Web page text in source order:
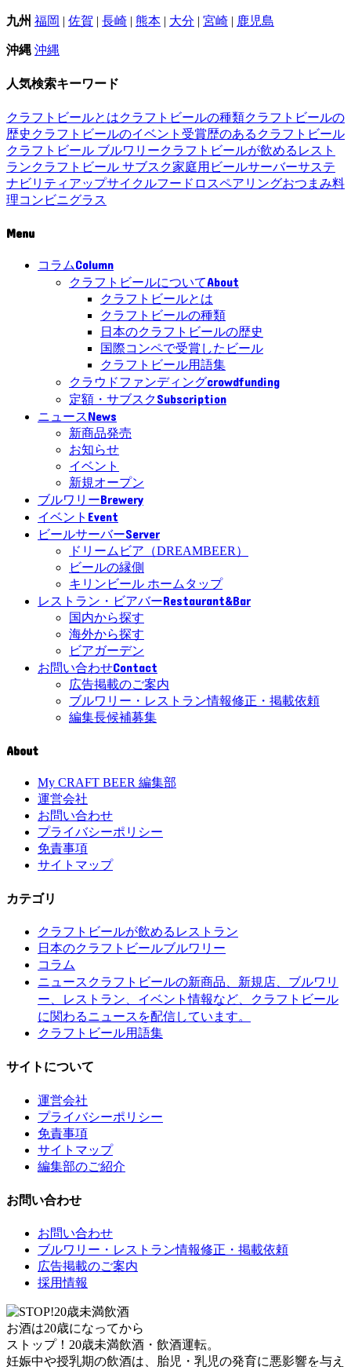
九州 福岡 | 佐賀 | 長崎 | 熊本 | 大分 | 宮崎 | 鹿児島
沖縄 沖縄
人気検索キーワード
クラフトビールとはクラフトビールの種類クラフトビールの
歴史 クラフトビールのイベント 受賞歴のあるクラフトビール
クラフトビール ブルワリークラフトビールが飲めるレスト
ランクラフトビール サブスク家庭用ビールサーバーサステ
ナビリティ アップサイクルフードロスペアリングおつまみ料
理コンビニグラス
Menu
コラムColumn
クラフトビールについてAbout
クラフトビールとは
クラフトビールの種類
日本のクラフトビールの歴史
国際コンペで受賞したビール
クラフトビール用語集
クラウドファンディングcrowdfunding
定額・サブスクSubscription
ニュースNews
新商品発売
お知らせ
イベント
新規オープン
ブルワリーBrewery
イベント Event
ビールサーバーServer
ドリームビア（DREAMBEER）
ビールの縁側
キリンビール ホームタップ
レストラン・ビアバーRestaurant&Bar
国内から探す
海外から探す
ビアガーデン
お問い合わせContact
広告掲載のご案内
ブルワリー・レストラン情報修正・掲載依頼
編集長候補募集
About
My CRAFT BEER 編集部
運営会社
お問い合わせ
プライバシーポリシー
免責事項
サイトマップ
カテゴリ
クラフトビールが飲めるレストラン
日本のクラフトビールブルワリー
コラム
ニュース クラフトビールの新商品、新規店、ブルワリ
ー、レストラン、イベント情報など、クラフトビール
に関わるニュースを配信しています。
クラフトビール用語集
サイトについて
運営会社
プライバシーポリシー
免責事項
サイトマップ
編集部のご紹介
お問い合わせ
お問い合わせ
ブルワリー・レストラン情報修正・掲載依頼
広告掲載のご案内
採用情報
お酒は20歳になってから
ストップ！20歳未満飲酒・飲酒運転。
妊娠中や授乳期の飲酒は、胎児・乳児の発育に悪影響を与え